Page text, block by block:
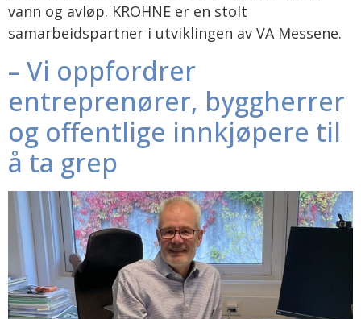
vann og avløp. KROHNE er en stolt
samarbeidspartner i utviklingen av VA Messene.
– Vi oppfordrer
entreprenører, byggherrer
og offentlige innkjøpere til
å ta grep